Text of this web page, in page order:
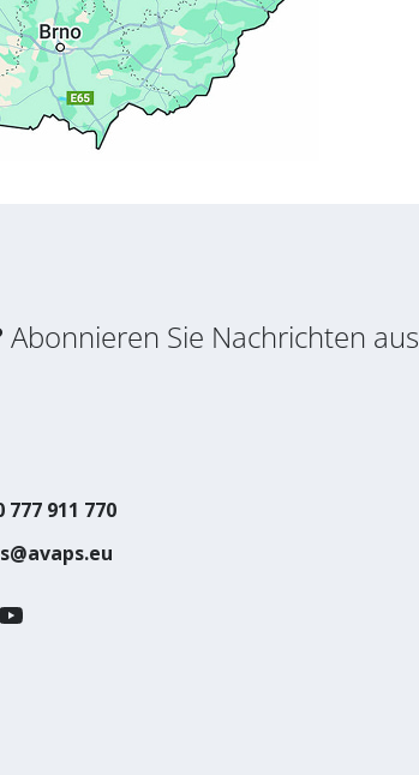
Abonnieren Sie Nachrichten aus
777 911 770